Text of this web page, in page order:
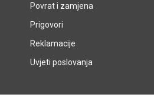
Povrat i zamjena
Prigovori
Reklamacije
Uvjeti poslovanja